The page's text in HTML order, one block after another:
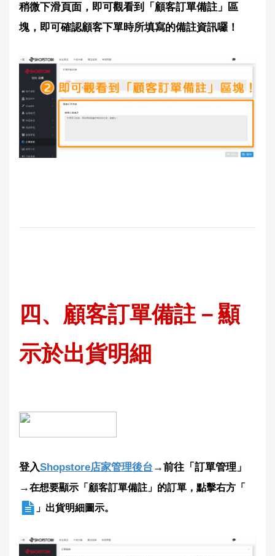
稍微下滑頁面，即可觀看到「顧客訂單備註」區
塊，即可確認顧客下單時所填寫的備註資訊囉！
四、 顧客訂單備註－顯
示於出貨明細
登入Shopstore店家管理後台 →前往「訂單管理」
→在想要顯示「顧客訂單備註」的訂單，點擊右方「
」出貨明細圖示。